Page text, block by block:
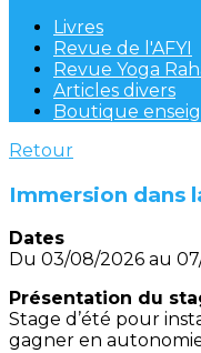
Livres
Revue de l'AFYI
Revue Yoga
Articles divers
Boutique
Retour
Immersion dans
Dates
Du 03/08/2026 au
Présentation du
Stage d’été pour
gagner en